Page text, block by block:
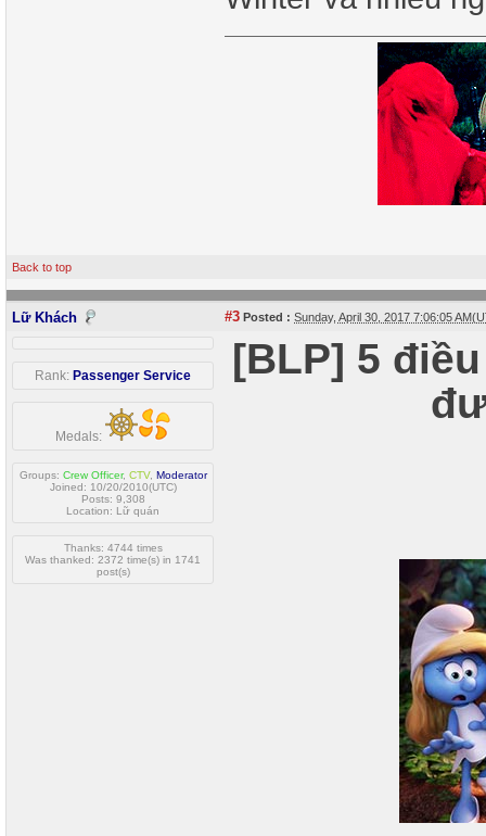
Back to top
Lữ Khách #3 Posted : Sunday, April 30, 2017 7:06:05
Rank: Passenger Service
Medals:
Groups: Crew Officer, CTV, Moderator
Joined: 10/20/2010(UTC)
Posts: 9,308
Location: Lữ quán
Thanks: 4744 times
Was thanked: 2372 time(s) in 1741
post(s)
[BLP] 5